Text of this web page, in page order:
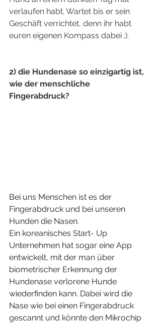
verlaufen habt. Wartet bis er sein
Geschäft verrichtet, denn ihr habt
euren eigenen Kompass dabei ;).
2) die Hundenase so einzigartig ist,
wie der menschliche
Fingerabdruck?
Bei uns Menschen ist es der
Fingerabdruck und bei unseren
Hunden die Nasen.
Ein koreanisches Start- Up
Unternehmen hat sogar eine App
entwickelt, mit der man über
biometrischer Erkennung der
Hundenase verlorene Hunde
wiederfinden kann. Dabei wird die
Nase wie bei einen Fingerabdruck
gescannt und könnte den Mikrochip